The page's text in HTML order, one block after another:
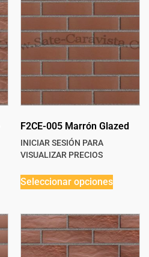
F2CE-005 Marrón Glazed
INICIAR SESIÓN PARA
VISUALIZAR PRECIOS
Seleccionar opciones